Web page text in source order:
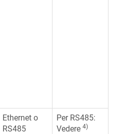
Ethernet o
RS485
Per RS485:
Vedere 4)